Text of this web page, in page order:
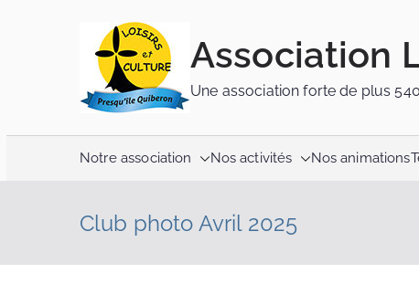
Association
Une association forte de plus
Notre association Nos activités Nos animations
Club photo Avril 2025